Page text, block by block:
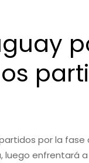
por la fase
enfrentará